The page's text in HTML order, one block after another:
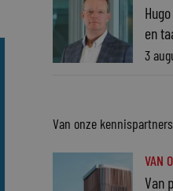
en
3
Van onze kennispartners
VAN
Van